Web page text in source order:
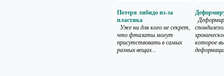
Потеря либидо из-за
пластика
Уже ни для кого не секрет,
что фталаты могут
присутствовать в самых
разных вещах...
которое